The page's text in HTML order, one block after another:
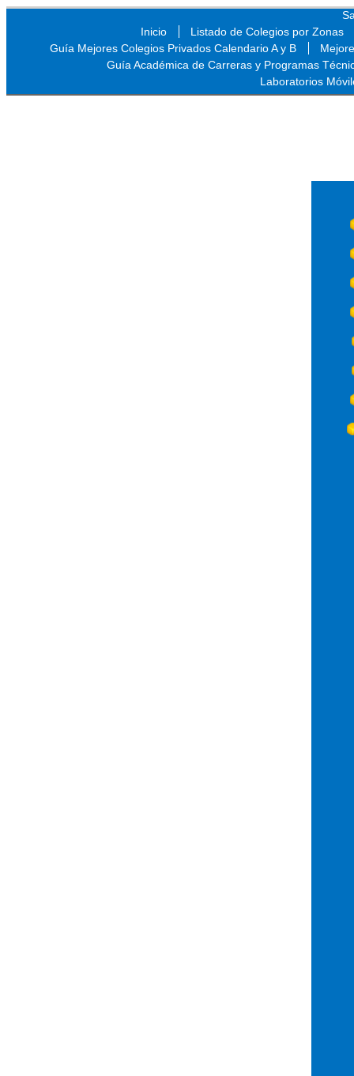
Inicio
Listado de Colegios por Zonas
Guía Mejores Colegios Privados Calendario A y B
Guía Académica de Carreras y Programas
Laboratorios